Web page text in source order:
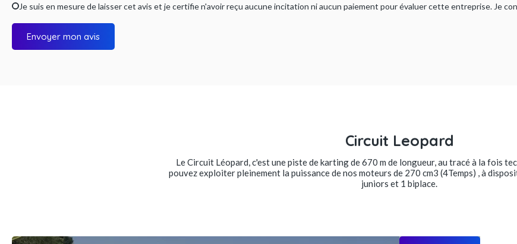
Je suis en mesure de laisser cet avis et je certifie n'avoir reçu aucune incitation ni aucun paiement pour évaluer cette entreprise. Je
Envoyer mon avis
Circuit Leopard
Le Circuit Léopard, c'est une piste de karting de 670 m de longueur, au tracé à la fois
pouvez exploiter pleinement la puissance de nos moteurs de 270 cm3 (4Temps) , à
juniors et 1 biplace.